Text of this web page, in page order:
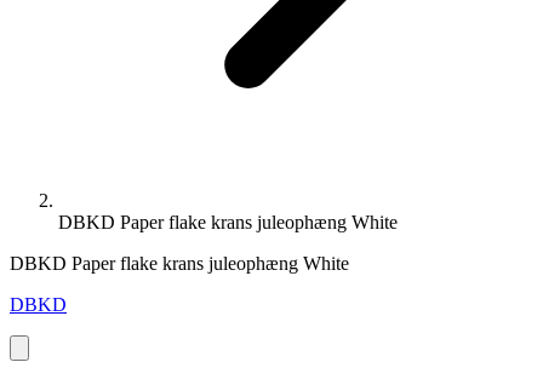
DBKD Paper flake krans juleophæng White
DBKD Paper flake krans juleophæng White
DBKD